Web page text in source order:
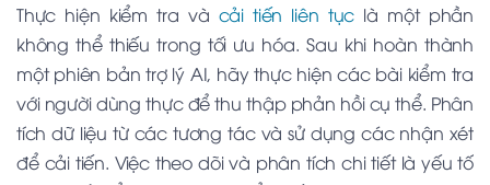
Thực hiện kiểm tra và cải tiến liên tục là một phần
không thể thiếu trong tối ưu hóa. Sau khi hoàn thành
một phiên bản trợ lý AI, hãy thực hiện các bài kiểm tra
với người dùng thực để thu thập phản hồi cụ thể. Phân
tích dữ liệu từ các tương tác và sử dụng các nhận xét
để cải tiến. Việc theo dõi và phân tích chi tiết là yếu tố